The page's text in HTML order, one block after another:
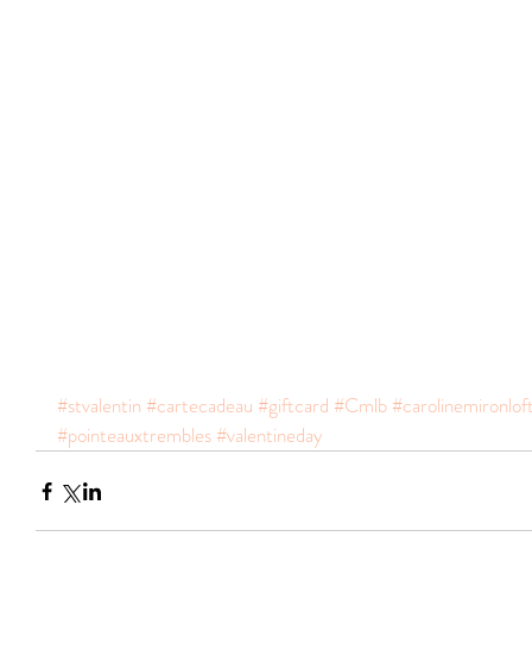
#stvalentin #cartecadeau #giftcard #Cmlb
#pointeauxtrembles #valentineday